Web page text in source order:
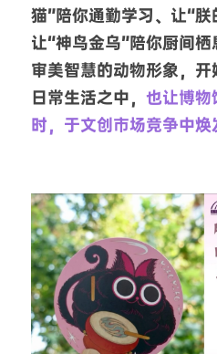
猫”陪你通勤学习、让“朕
让“神鸟金乌”陪你厨间
审美智慧的动物形象，
日常生活之中， 也让博物
时，于文创市场竞争中